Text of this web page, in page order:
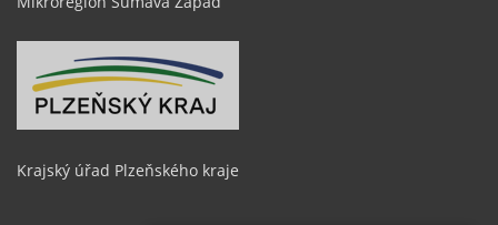
Krajský úřad Plzeňského kraje